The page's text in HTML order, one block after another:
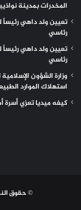
المخدرات بمدينة
تعيين ولد داهي
رئاسي
تعيين ولد داهي
رئاسي
وزارة الشؤون
استهلاك الموارد
كيفه ميديا تعزي أسرة
© حقوق النشر 2026، جميع